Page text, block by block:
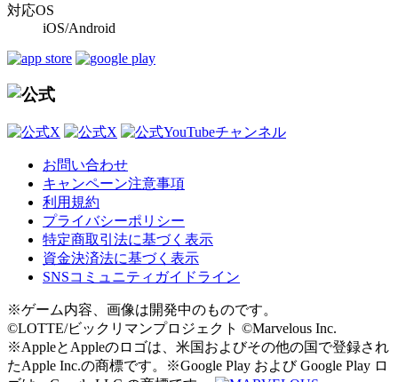
対応OS
iOS/Android
お問い合わせ
キャンペーン注意事項
利用規約
プライバシーポリシー
特定商取引法に基づく表示
資金決済法に基づく表示
SNSコミュニティガイドライン
※ゲーム内容、画像は開発中のものです。
©LOTTE/ビックリマンプロジェクト ©Marvelous Inc.
※AppleとAppleのロゴは、米国およびその他の国で登録され
たApple Inc.の商標です。※Google Play および Google Play ロ